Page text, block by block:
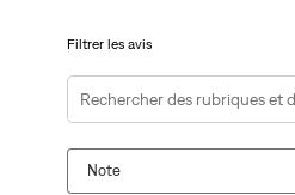
Filtrer les avis
Zone de recherche de sujet
Note